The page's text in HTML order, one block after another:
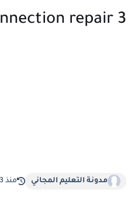
repair 3
مدونة التعليم المجاني منذ 3 سنة